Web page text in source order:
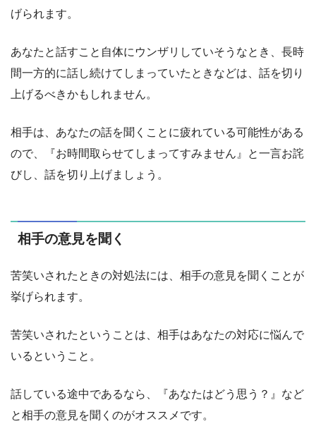
げられます。
あなたと話すこと自体にウンザリしていそうなとき、長時
間一方的に話し続けてしまっていたときなどは、話を切り
上げるべきかもしれません。
相手は、あなたの話を聞くことに疲れている可能性がある
ので、『お時間取らせてしまってすみません』と一言お詫
びし、話を切り上げましょう。
相手の意見を聞く
苦笑いされたときの対処法には、相手の意見を聞くことが
挙げられます。
苦笑いされたということは、相手はあなたの対応に悩んで
いるということ。
話している途中であるなら、『あなたはどう思う？』など
と相手の意見を聞くのがオススメです。